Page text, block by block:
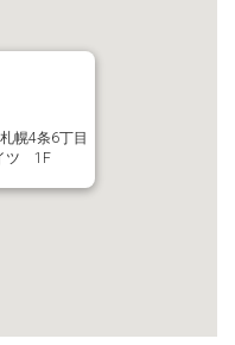
幌4条6丁目
ツ 1F